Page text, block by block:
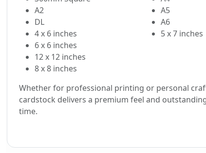
A2
DL
4 x 6 inches
6 x 6 inches
12 x 12 inches
8 x 8 inches
A5
A6
5 x 7 inches
Whether for professional printing or personal
cardstock delivers a premium feel and
time.